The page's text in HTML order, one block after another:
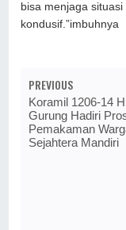
bisa menjaga
kondusif.”imbuhnya
PREVIOUS
Koramil 1206-14
Gurung Hadiri
Pemakaman
Sejahtera Mandiri